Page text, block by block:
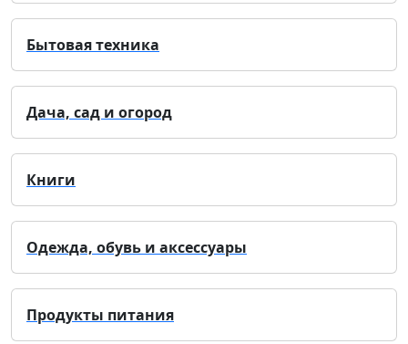
Бытовая техника
Дача, сад и огород
Книги
Одежда, обувь и аксессуары
Продукты питания